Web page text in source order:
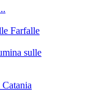
Farfalle
sulle